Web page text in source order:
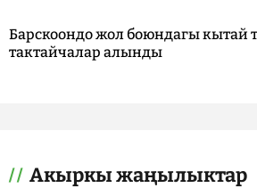
Барскоондо жол боюндагы кытай
тактайчалар алынды
Акыркы жаңылыктар